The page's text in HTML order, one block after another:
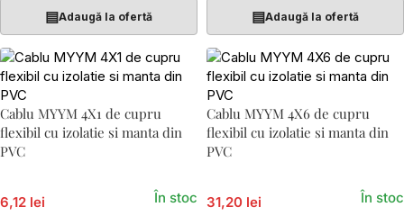
▤Adaugă la ofertă ▤Adaugă la ofertă
Cablu MYYM 4X1 de cupru
flexibil cu izolatie si manta din
PVC
6,12 lei În stoc
Cablu MYYM 4X6 de cupru
flexibil cu izolatie si manta din
PVC
31,20 lei În stoc